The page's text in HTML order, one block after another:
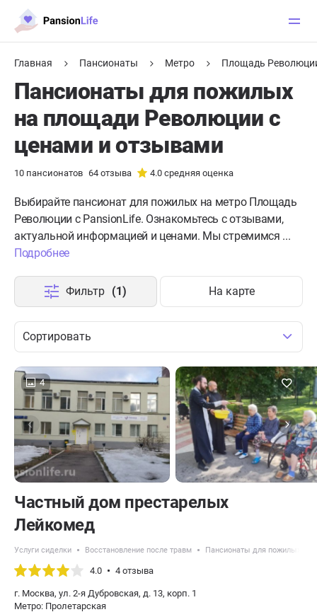
Главная Пансионаты Метро Площадь
Пансионаты для пожилых
на площади Революции с
ценами и отзывами
10 пансионатов 64 отзыва 4.0 средняя оценка
Выбирайте пансионат для пожилых на метро Площадь
Революции с PansionLife. Ознакомьтесь с отзывами,
актуальной информацией и ценами. Мы стремимся ...
Подробнее
Сортировать
Фильтр (1) На карте
4
Частный дом престарелых
Лейкомед
Услуги сиделки Восстановление после травм Пансионаты для пожилых с
4.0 4 отзыва
г. Москва, ул. 2-я Дубровская, д. 13, корп. 1
Метро: Пролетарская